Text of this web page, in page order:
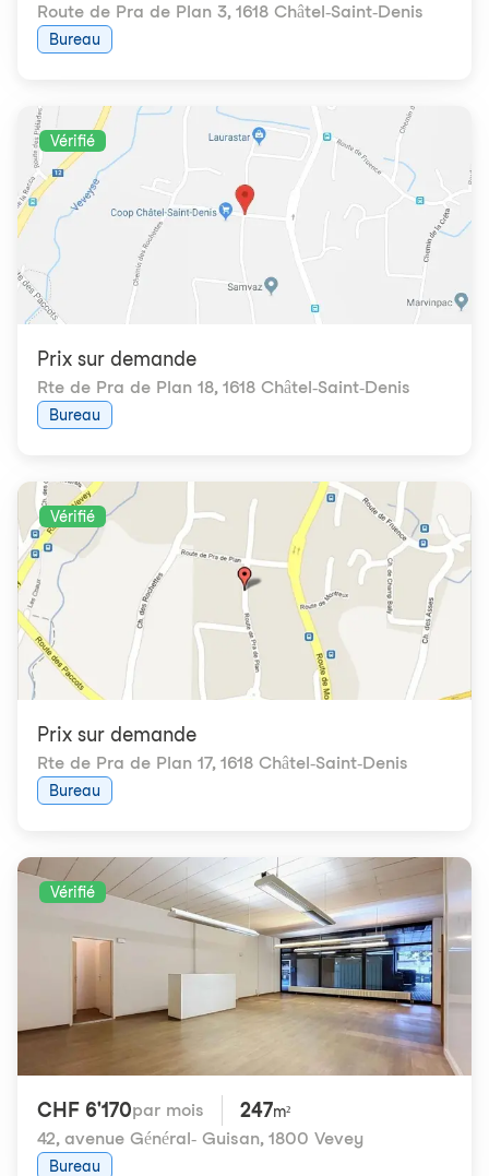
Route de Pra de Plan 3, 1618 Châtel-Saint-Denis
Bureau
Vérifié
Prix ​​sur demande
Rte de Pra de Plan 18, 1618 Châtel-Saint-Denis
Bureau
Vérifié
Prix ​​sur demande
Rte de Pra de Plan 17, 1618 Châtel-Saint-Denis
Bureau
Vérifié
CHF 6'170par mois 247m²
42, avenue Général- Guisan, 1800 Vevey
Bureau